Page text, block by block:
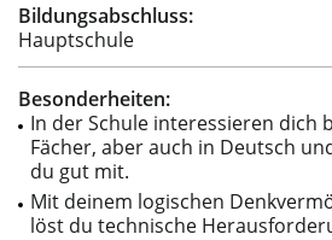
Bildungsabschluss:
Hauptschule
Besonderheiten:
In der Schule interessieren dich
Fächer, aber auch in Deutsch
du gut mit.
Mit deinem logischen
löst du technische